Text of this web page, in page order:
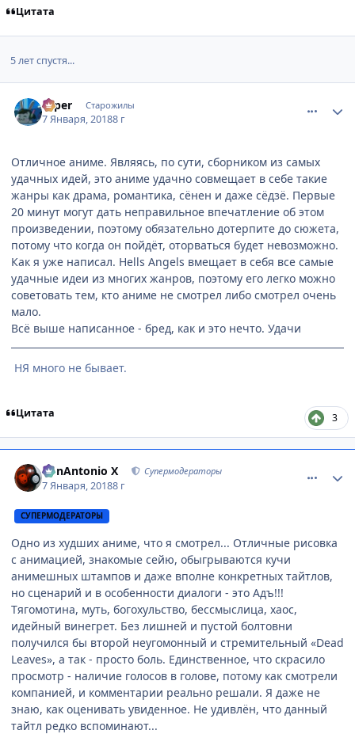
Цитата
5 лет спустя...
Hiper Старожилы
7 Января, 20188 г
Отличное аниме. Являясь, по сути, сборником из самых
удачных идей, это аниме удачно совмещает в себе такие
жанры как драма, романтика, сёнен и даже сёдзё. Первые
20 минут могут дать неправильное впечатление об этом
произведении, поэтому обязательно дотерпите до сюжета,
потому что когда он пойдёт, оторваться будет невозможно.
Как я уже написал. Hells Angels вмещает в себя все самые
удачные идеи из многих жанров, поэтому его легко можно
советовать тем, кто аниме не смотрел либо смотрел очень
мало.
Всё выше написанное - бред, как и это нечто. Удачи
НЯ много не бывает.
Цитата 3
BonAntonio X Супермодераторы
7 Января, 20188 г
СУПЕРМОДЕРАТОРЫ
Одно из худших аниме, что я смотрел... Отличные рисовка
с анимацией, знакомые сейю, обыгрываются кучи
анимешных штампов и даже вполне конкретных тайтлов,
но сценарий и в особенности диалоги - это Адъ!!!
Тягомотина, муть, богохульство, бессмыслица, хаос,
идейный винегрет. Без лишней и пустой болтовни
получился бы второй неугомонный и стремительный «Dead
Leaves», а так - просто боль. Единственное, что скрасило
просмотр - наличие голосов в голове, потому как смотрели
компанией, и комментарии реально решали. Я даже не
знаю, как оценивать увиденное. Не удивлён, что данный
тайтл редко вспоминают...